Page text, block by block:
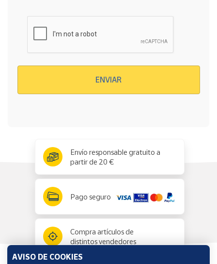
ENVIAR
Envío responsable gratuito a
partir de 20 €
Pago seguro
Compra artículos de
distintos vendedores
AVISO DE COOKIES